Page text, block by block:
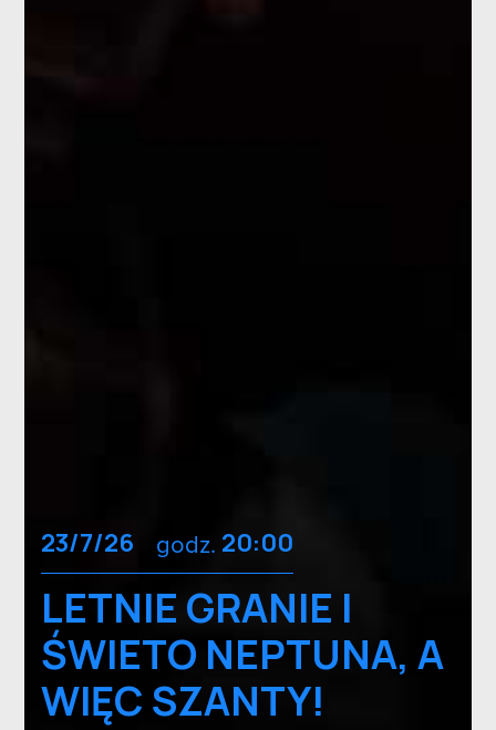
23/7/26 godz. 20:00
LETNIE GRANIE |
ŚWIETO NEPTUNA, A
WIĘC SZANTY!